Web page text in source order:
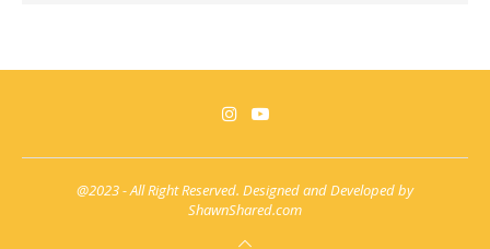
@2023 - All Right Reserved. Designed and Developed by
ShawnShared.com